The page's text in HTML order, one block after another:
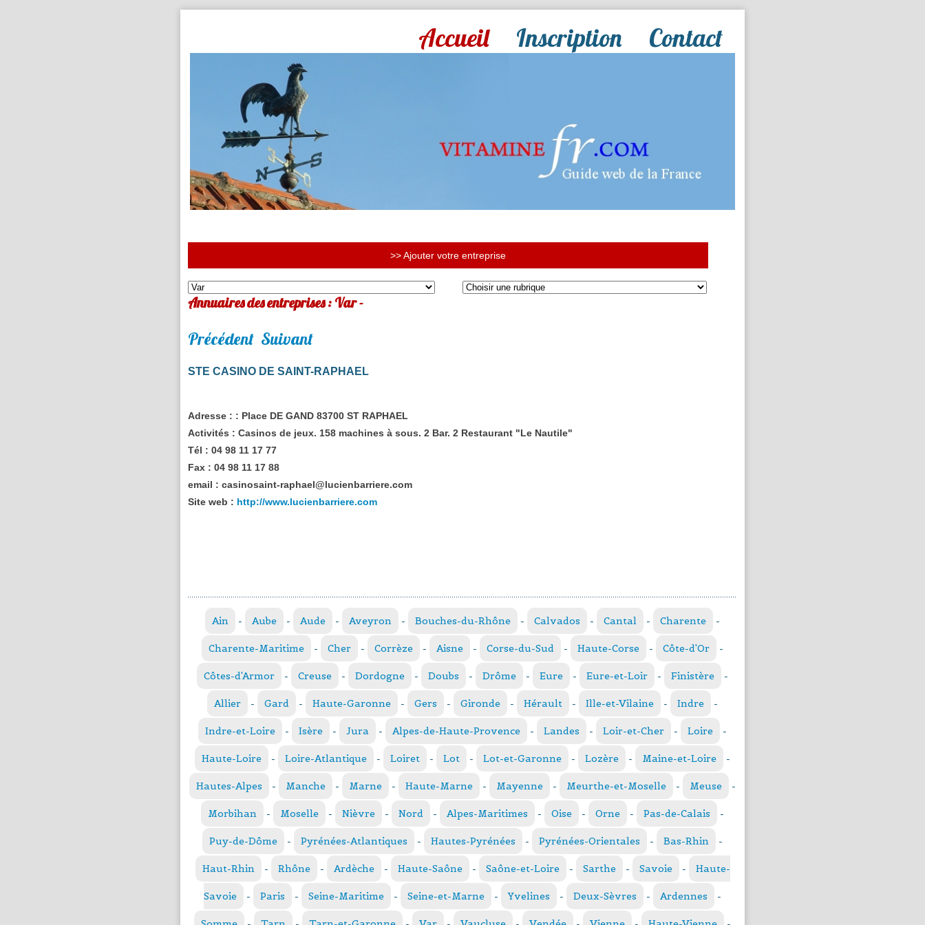
Accueil Inscription Contact
>> Ajouter votre entreprise
Annuaires des entreprises : Var -
Précédent Suivant
STE CASINO DE SAINT-RAPHAEL
Adresse : : Place DE GAND 83700 ST RAPHAEL
Activités : Casinos de jeux. 158 machines à sous. 2 Bar. 2 Restaurant "Le Nautile"
Tél : 04 98 11 17 77
Fax : 04 98 11 17 88
email : casinosaint-raphael@lucienbarriere.com
Site web : http://www.lucienbarriere.com
Ain - Aube - Aude - Aveyron - Bouches-du-Rhône - Calvados - Cantal - Charente -
Charente-Maritime - Cher - Corrèze - Aisne - Corse-du-Sud - Haute-Corse - Côte-d'Or -
Côtes-d'Armor - Creuse - Dordogne - Doubs - Drôme - Eure - Eure-et-Loir - Finistère -
Allier - Gard - Haute-Garonne - Gers - Gironde - Hérault - Ille-et-Vilaine - Indre -
Indre-et-Loire - Isère - Jura - Alpes-de-Haute-Provence - Landes - Loir-et-Cher - Loire -
Haute-Loire - Loire-Atlantique - Loiret - Lot - Lot-et-Garonne - Lozère - Maine-et-Loire -
Hautes-Alpes - Manche - Marne - Haute-Marne - Mayenne - Meurthe-et-Moselle - Meuse -
Morbihan - Moselle - Nièvre - Nord - Alpes-Maritimes - Oise - Orne - Pas-de-Calais -
Puy-de-Dôme - Pyrénées-Atlantiques - Hautes-Pyrénées - Pyrénées-Orientales - Bas-Rhin -
Haut-Rhin - Rhône - Ardèche - Haute-Saône - Saône-et-Loire - Sarthe - Savoie - Haute-
Savoie - Paris - Seine-Maritime - Seine-et-Marne - Yvelines - Deux-Sèvres - Ardennes -